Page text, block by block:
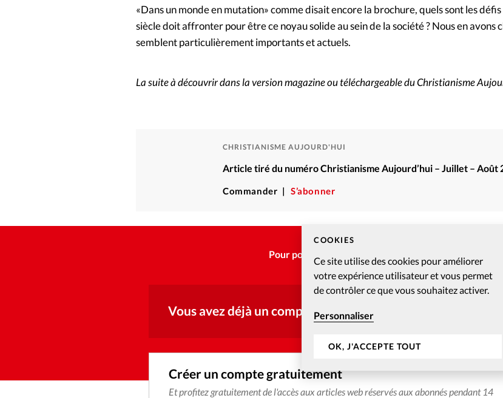
COOKIES
Ce site utilise des cookies pour améliorer
votre expérience utilisateur et vous permet
de contrôler ce que vous souhaitez activer.
Personnaliser
OK, J'ACCEPTE TOUT
«Dans un monde en mutation» comme disait encore la brochure, quels sont les
siècle doit affronter pour être ce noyau solide au sein de la société ? Nous en avons
semblent particulièrement importants et actuels.
La suite à découvrir dans la version magazine ou téléchargeable du Christianisme
CHRISTIANISME AUJOURD'HUI
Article tiré du numéro Christianisme Aujourd’hui – Juillet – Août
Commander S’abonner
Pour poursuivre la lecture, choisissez une des options
Vous avez déjà un compte ?
Créer un compte gratuitement
Et profitez gratuitement de l'accès aux articles web réservés aux abonnés pendant 14